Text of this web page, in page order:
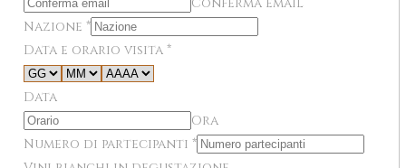
Nazione *
Data e orario visita *
Data
Ora
Numero di partecipanti *